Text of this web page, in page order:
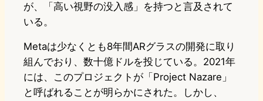
が、「高い視野の没入感」を持つと言及されて
いる。
Metaは少なくとも8年間ARグラスの開発に取り
組んでおり、数十億ドルを投じている。2021年
には、このプロジェクトが「Project Nazare」
と呼ばれることが明らかにされた。しかし、